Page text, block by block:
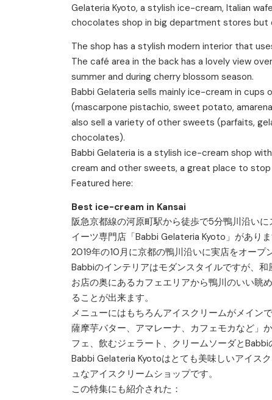
Gelateria Kyoto, a stylish ice-cream, Italian
chocolates shop in big department stores but
The shop has a stylish modern interior that
The café area in the back has a lovely view
summer and during cherry blossom season.
Babbi Gelateria sells mainly ice-cream in
(mascarpone pistachio, sweet potato,
also sell a variety of other sweets (parfaits,
chocolates).
Babbi Gelateria is a stylish ice-cream shop
cream and other sweets, a great place to
Featured here:
Best ice-cream in Kansai
阪急京都線の河原町駅から徒歩で5分鴨川沿い
イーツ専門店「Babbi Gelateria Kyoto」があり
2019年の10月に京都の鴨川沿いに実店をオープ
Babbiのインテリアはモダンスタイルですが、和
お店の奥にあるカフェエリアから鴨川のいい眺
ることが出来ます。
メニューにはもちろんアイスクリームがメイン
薩摩芋バター、アマレーナ、カフェモカなど」
フェ、飲むジェラート、クリームソーダとBabbi
Babbi Gelateria Kyotoはとても美味しいアイス
ュなアイスクリームショップです。
この特集にも紹介された：